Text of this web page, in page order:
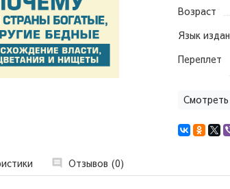
Возраст
Язык
Переплет
Смотреть
Отзывов (0)